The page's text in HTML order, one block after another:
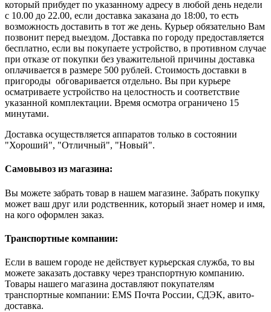
который прибудет по указанному адресу в любой день недели
с 10.00 до 22.00, если доставка заказана до 18:00, то есть
возможность доставить в тот же день. Курьер обязательно Вам
позвонит перед выездом. Доставка по городу предоставляется
бесплатно, если вы покупаете устройство, в противном случае
при отказе от покупки без уважительной причины доставка
оплачивается в размере 500 рублей. Стоимость доставки в
пригороды обговаривается отдельно. Вы при курьере
осматриваете устройство на целостность и соответствие
указанной комплектации. Время осмотра ограничено 15
минутами.
Доставка осуществляется аппаратов только в состоянии
"Хороший", "Отличный", "Новый".
Самовывоз из магазина:
Вы можете забрать товар в нашем магазине. Забрать покупку
может ваш друг или родственник, который знает номер и имя,
на кого оформлен заказ.
Транспортные компании:
Если в вашем городе не действует курьерская служба, то вы
можете заказать доставку через транспортную компанию.
Товары нашего магазина доставляют покупателям
транспортные компании: EMS Почта России, СДЭК, авито-
доставка.